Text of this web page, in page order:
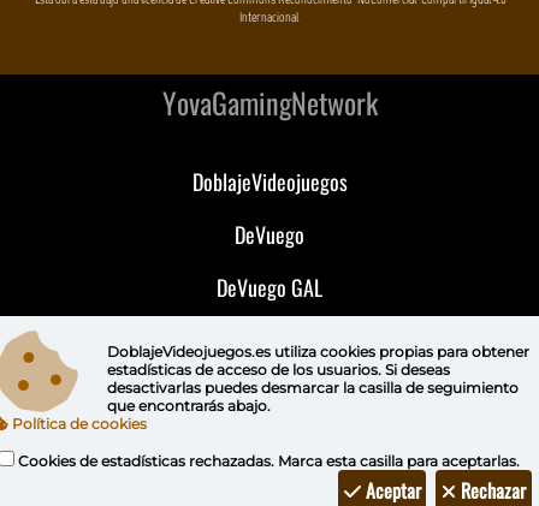
Internacional
YovaGamingNetwork
DoblajeVideojuegos
DeVuego
DeVuego GAL
DeVuego LATAM
DeVuego Portugal
DoblajeVideojuegos.es utiliza cookies propiaspara obtener
estadísticas de acceso de los usuarios. Si deseas
desactivarlas puedes desmarcar la casilla de seguimiento
que encontrarás abajo.
Política de cookies
Cookies de estadísticas rechazadas. Marca esta casilla para aceptarlas.
Rechazar
Aceptar